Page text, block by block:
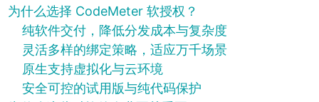
为什么选择 CodeMeter 软授权？
纯软件交付，降低分发成本与复杂度
灵活多样的绑定策略，适应万千场景
原生支持虚拟化与云环境
安全可控的试用版与纯代码保护